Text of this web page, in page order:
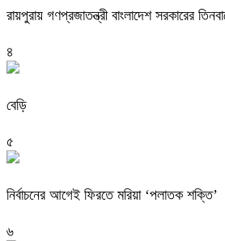
রায়পুরায় গণপ্রজাতন্ত্রী বাংলাদেশ সরকারের
৪
বেড়ি
৫
নির্বাচনের আগেই ফিরতে মরিয়া ‘পলাতক শক্তি’
৬